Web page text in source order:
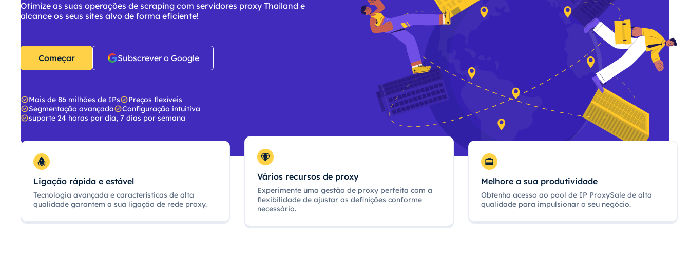
Otimize as suas operações de scraping com servidores proxy Thailand e
alcance os seus sites alvo de forma eficiente!
Começar Subscrever o Google
Mais de 86 milhões de IPs
Preços flexíveis
Segmentação avançada
Configuração intuitiva
suporte 24 horas por dia, 7 dias por semana
Ligação rápida e estável
Tecnologia avançada e características de alta
qualidade garantem a sua ligação de rede proxy.
Vários recursos de proxy
Experimente uma gestão de proxy perfeita com a
flexibilidade de ajustar as definições conforme
necessário.
Melhore a sua produtividade
Obtenha acesso ao pool de IP ProxySale de alta
qualidade para impulsionar o seu negócio.